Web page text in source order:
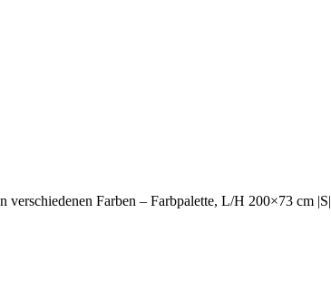
verschiedenen Farben – Farbpalette, L/H 200×73 cm |S|